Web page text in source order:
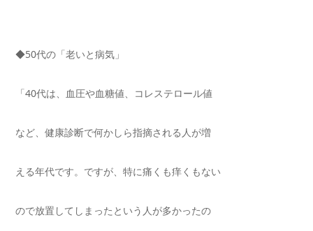
◆50代の「老いと病気」
「40代は、血圧や血糖値、コレステロール値
など、健康診断で何かしら指摘される人が増
える年代です。ですが、特に痛くも痒くもない
ので放置してしまったという人が多かったの